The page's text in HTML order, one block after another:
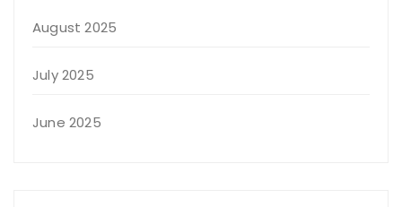
August 2025
July 2025
June 2025